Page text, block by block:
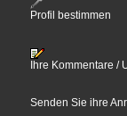
Profil bestimmen
Ihre Kommentare /
Senden Sie ihre